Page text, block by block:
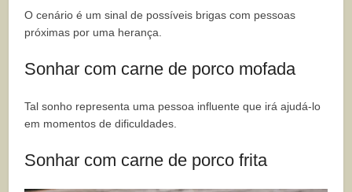
O cenário é um sinal de possíveis brigas com pessoas
próximas por uma herança.
Sonhar com carne de porco mofada
Tal sonho representa uma pessoa influente que irá ajudá-lo
em momentos de dificuldades.
Sonhar com carne de porco frita